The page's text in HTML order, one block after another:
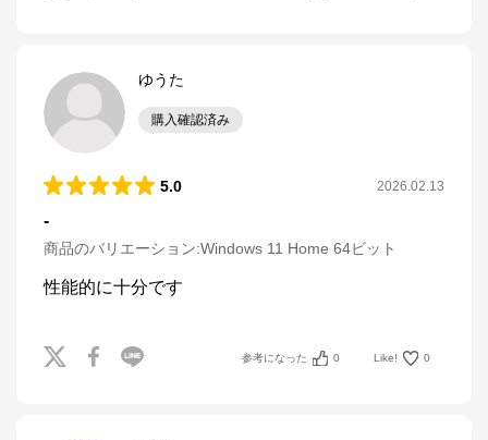
ゆうた
購入確認済み
5.0 2026.02.13
-
商品のバリエーション:Windows 11 Home 64ビット
性能的に十分です
参考になった 0 Like! 0